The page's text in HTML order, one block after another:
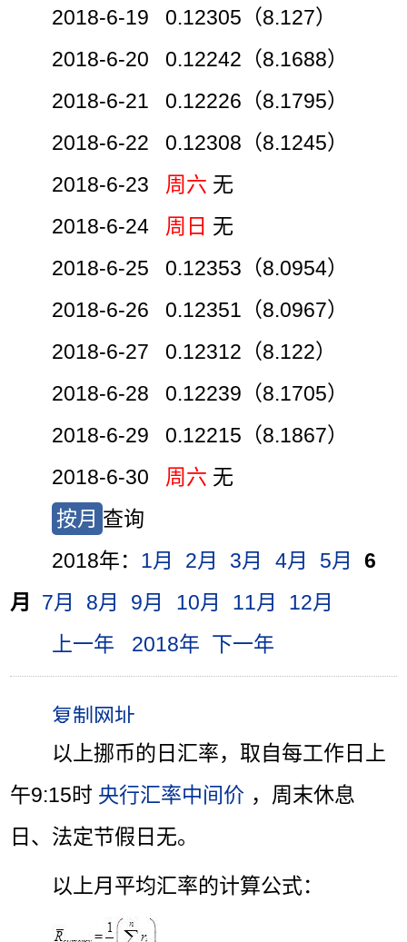
2018-6-19 0.12305（8.127）
2018-6-20 0.12242（8.1688）
2018-6-21 0.12226（8.1795）
2018-6-22 0.12308（8.1245）
2018-6-23 周六 无
2018-6-24 周日 无
2018-6-25 0.12353（8.0954）
2018-6-26 0.12351（8.0967）
2018-6-27 0.12312（8.122）
2018-6-28 0.12239（8.1705）
2018-6-29 0.12215（8.1867）
2018-6-30 周六 无
按月 查询
2018年： 1月 2月 3月 4月 5月
6
月
7月 8月 9月 10月 11月
12月
上一年
2018年 下一年
以上挪币的日汇率，取自每工作日上
午9:15时 央行汇率中间价 ，周末休息
日、法定节假日无。
以上月平均汇率的计算公式：